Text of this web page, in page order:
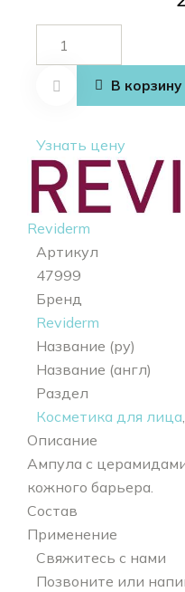
Количество
товара
CERA
repairing
В корзину
Узнать цену
Reviderm
Артикул
47999
Бренд
Reviderm
Название (ру)
Название (англ)
Раздел
Косметика для лица,
Описание
Ампула с
кожного барьера.
Состав
Применение
Свяжитесь с нами
Позвоните или